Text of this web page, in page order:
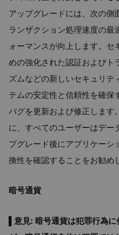
アップグレードには、次の側
ランザクション処理速度の最
ォーマンスが向上します。セ
めの強化された認証およびト
ズムなどの新しいセキュリテ
テムの安定性と信頼性を確保
バグを更新および修正します
に、すべてのユーザーはデー
プグレード後にアプリケーシ
換性を確認することをお勧め
暗号通貨
▌意見: 暗号通貨は犯罪行為